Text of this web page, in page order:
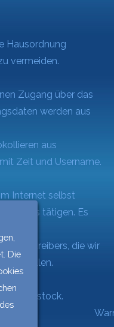
Die
Hausordnung
vermeiden.
Zugang über das
werden aus
aus
Zeit und Username.
Internet selbst
tätigen. Es
die wir
stellen.
ist Rostock.